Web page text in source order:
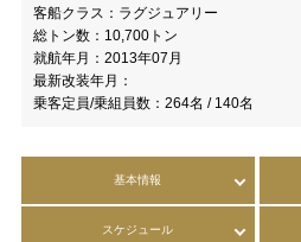
客船クラス： ラグジュアリー
総トン数： 10,700トン
就航年月： 2013年07月
最新改装年月：
乗客定員/乗組員数： 264名 / 140名
基本情報
スケジュール